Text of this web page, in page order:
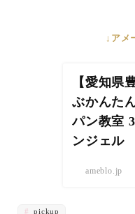
↓アメ
【愛知県
ぶかんた
パン教室
ンジェル
ameblo.jp
pickup